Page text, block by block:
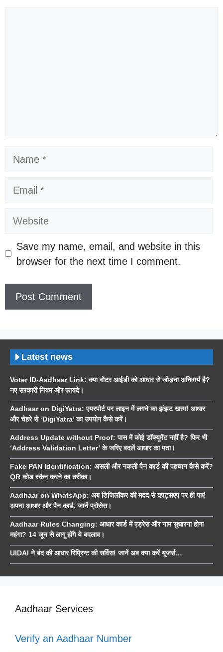
Name
Email
Website
Save my name, email, and website in this
browser for the next time I comment.
Latest news
Voter ID-Aadhaar Link: क्या वोटर आईडी को आधार से जोड़ना अनिवार्य है?
नए सरकारी नियम और फायदे।
Aadhaar on DigiYatra: एयरपोर्ट पर लाइन में लगने का झंझट खत्म! आधार
और चेहरे से ‘DigiYatra’ का उपयोग कैसे करें।
Address Update without Proof: पास में कोई डॉक्यूमेंट नहीं है? फिर भी
‘Address Validation Letter’ के जरिए बदलें आधार का पता।
Fake PAN Identification: असली और नकली पैन कार्ड की पहचान कैसे करें?
QR कोड स्कैन करने का तरीका।
Aadhaar on WhatsApp: अब डिजिलॉकर की मदद से व्हाट्सएप पर ही पाएं
अपना आधार और पैन कार्ड, जानें प्रोसेस।
Aadhaar Rules Changing: आधार कार्ड में एड्रेस और नाम सुधारना होगा
महंगा? 14 जून से लागू होंगे ये बदलाव।
UIDAI ने बंद की आधार रिप्रिन्ट की सर्विस! जानें अब क्या करें यूजर्स…
Aadhaar Services
Verify an Aadhaar Number